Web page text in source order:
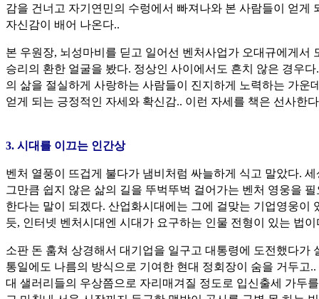
감을 건너고 자기연민의 수렁에서 빠져나와 본 사람들이 얻게
자신감이 배어 나온다..
본 우원장, 뇌성마비를 딛고 일어선 벤처사업가 오대규에게서
승리의 환한 얼굴을 봤다. 정상인 사이에서도 흔치 않은 경우다
의 삶을 절실하게 사랑하는 사람들이 진지하게 노력하는 가운
얻게 되는 긍정적인 자세와 확신감.. 이런 자세를 책은 선사한
3. 시대를 이끄는 인간상
벤처 열풍이 뜨겁게 불다가 냄비처럼 싸늘하게 식고 말았다. 세
그만큼 쉽지 않은 삶의 길을 뚜벅뚜벅 걸어가는 벤처 영웅을 필
한다는 말이 되겠다. 산업화시대에는 그에 걸맞는 기업영웅이
듯, 인터넷 벤처시대엔 시대가 요구하는 인물 전형이 있는 법
소판 돈 훔쳐 상경해서 대기업을 일구고 대통령에 도전했다가
통일에도 나름의 방식으로 기여한 현대 정회장이 숨을 거두고
대 샐러리들의 우상쯤으로 자리매겨질 정도로 입신출세 가두